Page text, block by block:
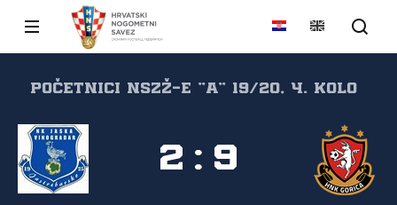
POČETNICI NSZŽ-e "A" 19/20, 4. kolo
2 : 9